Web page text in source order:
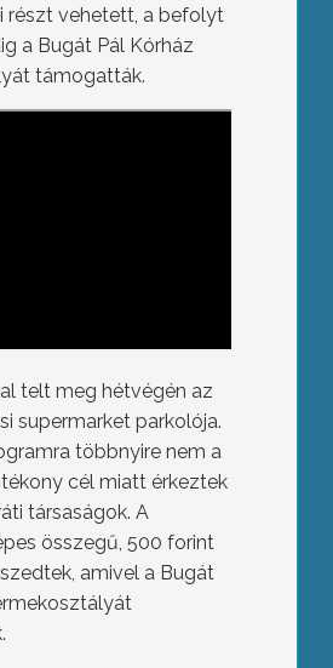
részt vehetett, a befolyt
a Bugát Pál Kórház
támogatták.
telt meg hétvégén az
supermarket parkolója.
többnyire nem a
cél miatt érkeztek
társaságok. A
összegű, 500 forint
amivel a Bugát